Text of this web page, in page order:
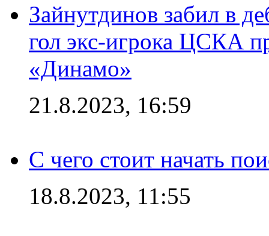
Зайнутдинов забил в
гол экс-игрока ЦСКА
«Динамо»
21.8.2023, 16:59
С чего стоит начать
18.8.2023, 11:55